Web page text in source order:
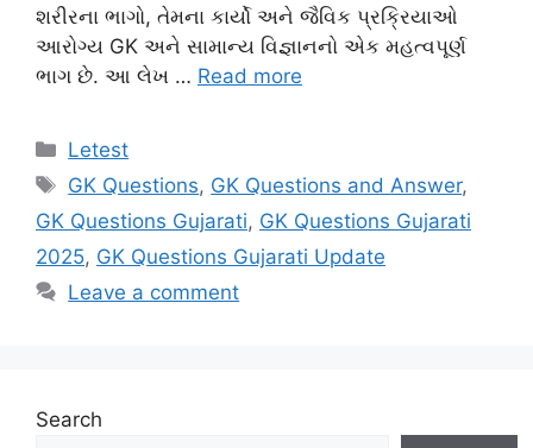
શરીરના ભાગો, તેમના કાર્યો અને જૈવિક પ્રક્રિયાઓ
આરોગ્ય GK અને સામાન્ય વિજ્ઞાનનો એક મહત્વપૂર્ણ
ભાગ છે. આ લેખ … Read more
Categories
Letest
Tags
GK Questions, GK Questions and Answer,
GK Questions Gujarati, GK Questions Gujarati
2025, GK Questions Gujarati Update
Leave a comment
Search